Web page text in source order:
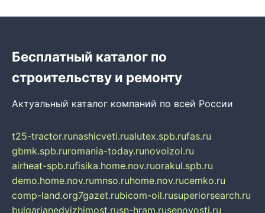
Бесплатный каталог по
строительству и ремонту
Актуальный каталог компаний по всей России
t25-tractor.runashicveti.rualutex.spb.rufas.ru
gbmk.spb.ruromania-today.runovoizol.ru
airheat-spb.rufisika.home.nov.ruorakul.spb.ru
demo.home.nov.rumnso.ruhome.nov.rucemko.ru
comp-land.org7gazet.rubicom-oil.rusuperiorsearch.ru
bulgarianedvizhimost.rusn-hram.rusenovosti.ru